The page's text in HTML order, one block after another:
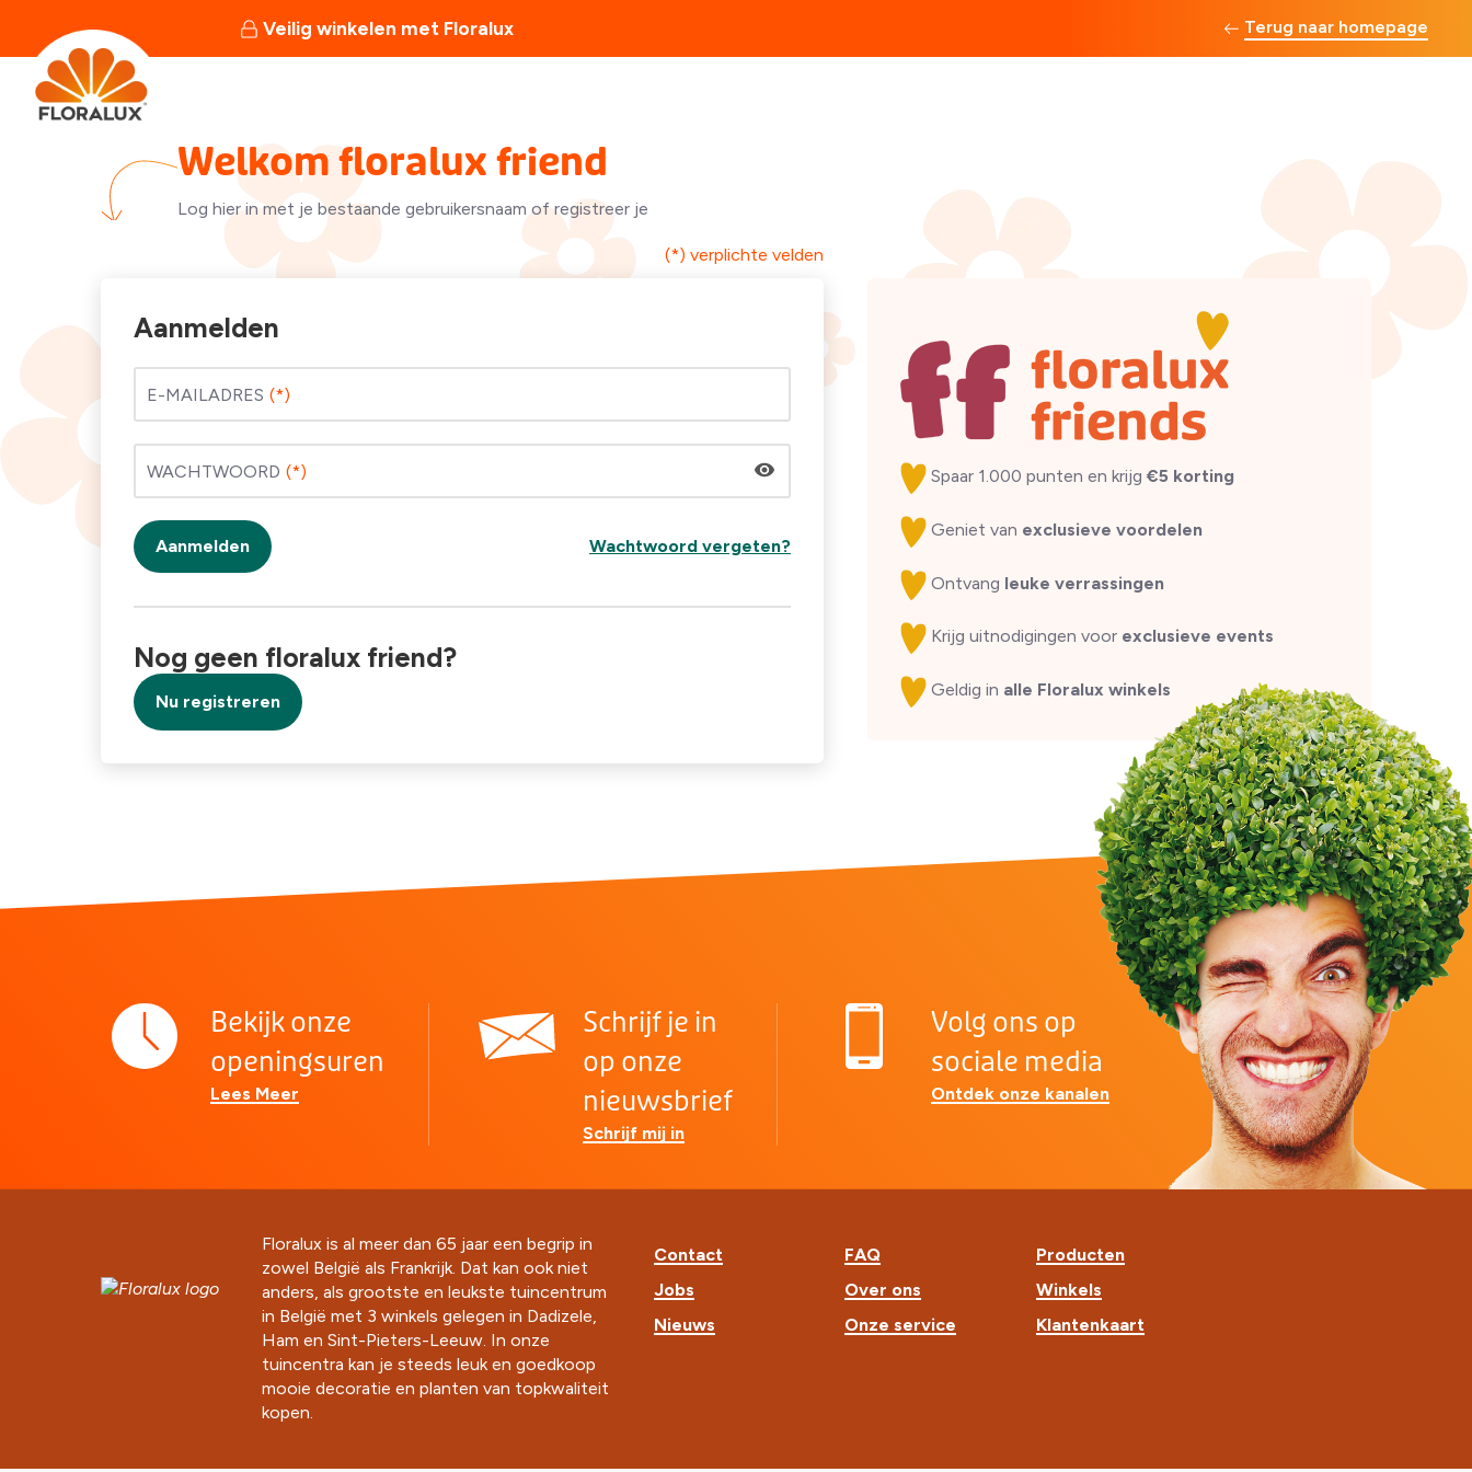
Veilig winkelen met Floralux Terug naar homepage
Welkom floralux friend
Log hier in met je bestaande gebruikersnaam of registreer je
(*) verplichte velden
Aanmelden
E-MAILADRES
WACHTWOORD
Wachtwoord vergeten?
Aanmelden
Nu registreren
Nog geen floralux friend?
Spaar 1.000 punten en krijg€5 korting
Geniet van exclusieve voordelen
Ontvang leuke verrassingen
Krijg uitnodigingen voor exclusieve events
Geldig in alle Floralux winkels
Bekijk onze
openingsuren
Lees Meer
Schrijf je in
op onze
nieuwsbrief
Schrijf mij in
Volg ons op
sociale media
Ontdek onze kanalen
Floralux is al meer dan 65 jaar een begrip in
zowel België als Frankrijk. Dat kan ook niet
anders, als grootste en leukste tuincentrum
in België met 3 winkels gelegen in Dadizele,
Ham en Sint-Pieters-Leeuw. In onze
tuincentra kan je steeds leuk en goedkoop
mooie decoratie en planten van topkwaliteit
kopen.
Contact
Jobs
Nieuws
FAQ
Over ons
Onze service
Producten
Winkels
Klantenkaart